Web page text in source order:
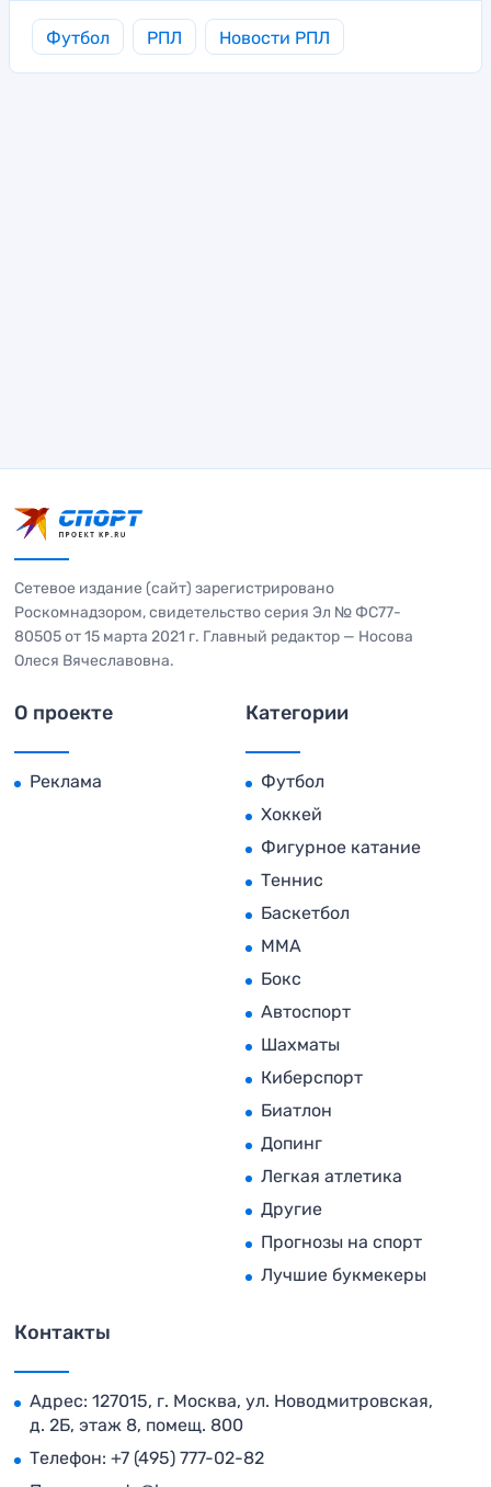
Футбол РПЛ Новости РПЛ
Сетевое издание (сайт) зарегистрировано
Роскомнадзором, свидетельство серия Эл № ФС77-
80505 от 15 марта 2021 г. Главный редактор — Носова
Олеся Вячеславовна.
О проекте
Реклама
Категории
Футбол
Хоккей
Фигурное катание
Теннис
Баскетбол
MMA
Бокс
Автоспорт
Шахматы
Киберспорт
Биатлон
Допинг
Легкая атлетика
Другие
Прогнозы на спорт
Лучшие букмекеры
Контакты
Адрес: 127015, г. Москва, ул. Новодмитровская,
д. 2Б, этаж 8, помещ. 800
Телефон: +7 (495) 777-02-82